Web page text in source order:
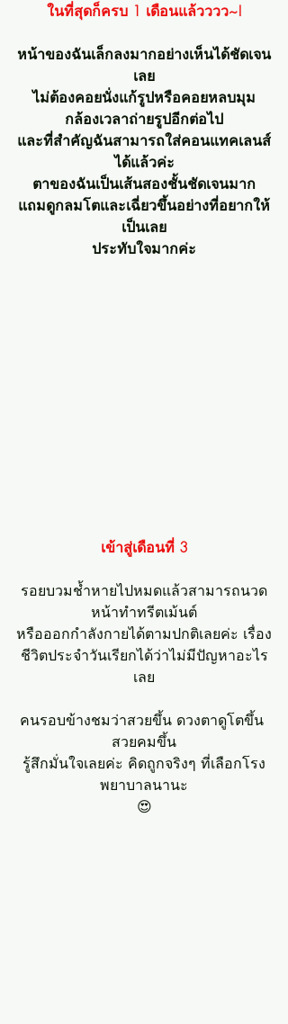
ในที่สุดก็ครบ 1 เดือนแล้วววว~!
หน้าของฉันเล็กลงมากอย่างเห็นได้ชัดเจน
เลย
ไม่ต้องคอยนั่งแก้รูปหรือคอยหลบมุม
กล้องเวลาถ่ายรูปอีกต่อไป
และที่สำคัญฉันสามารถใส่คอนแทคเลนส์
ได้แล้วค่ะ
ตาของฉันเป็นเส้นสองชั้นชัดเจนมาก
แถมดูกลมโตและเฉี่ยวขึ้นอย่างที่อยากให้
เป็นเลย
ประทับใจมากค่ะ
เข้าสู่เดือนที่ 3
รอยบวมช้ำหายไปหมดแล้วสามารถนวด
หน้าทำทรีตเม้นต์
หรือออกกำลังกายได้ตามปกติเลยค่ะ เรื่อง
ชีวิตประจำวันเรียกได้ว่าไม่มีปัญหาอะไร
เลย
คนรอบข้างชมว่าสวยขึ้น ดวงตาดูโตขึ้น
สวยคมขึ้น
รู้สึกมั่นใจเลยค่ะ คิดถูกจริงๆ ที่เลือกโรง
พยาบาลนานะ
😍